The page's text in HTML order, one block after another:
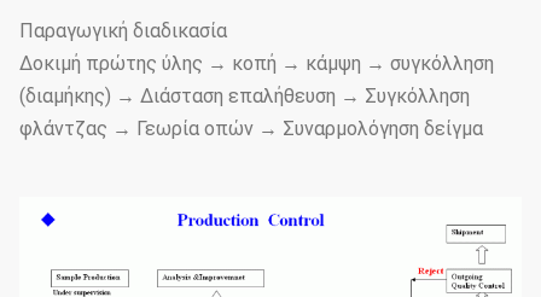
Παραγωγική διαδικασία
Δοκιμή πρώτης ύλης → κοπή → κάμψη → συγκόλληση
(διαμήκης) → Διάσταση επαλήθευση → Συγκόλληση
φλάντζας → Γεωρία οπών → Συναρμολόγηση δείγμα